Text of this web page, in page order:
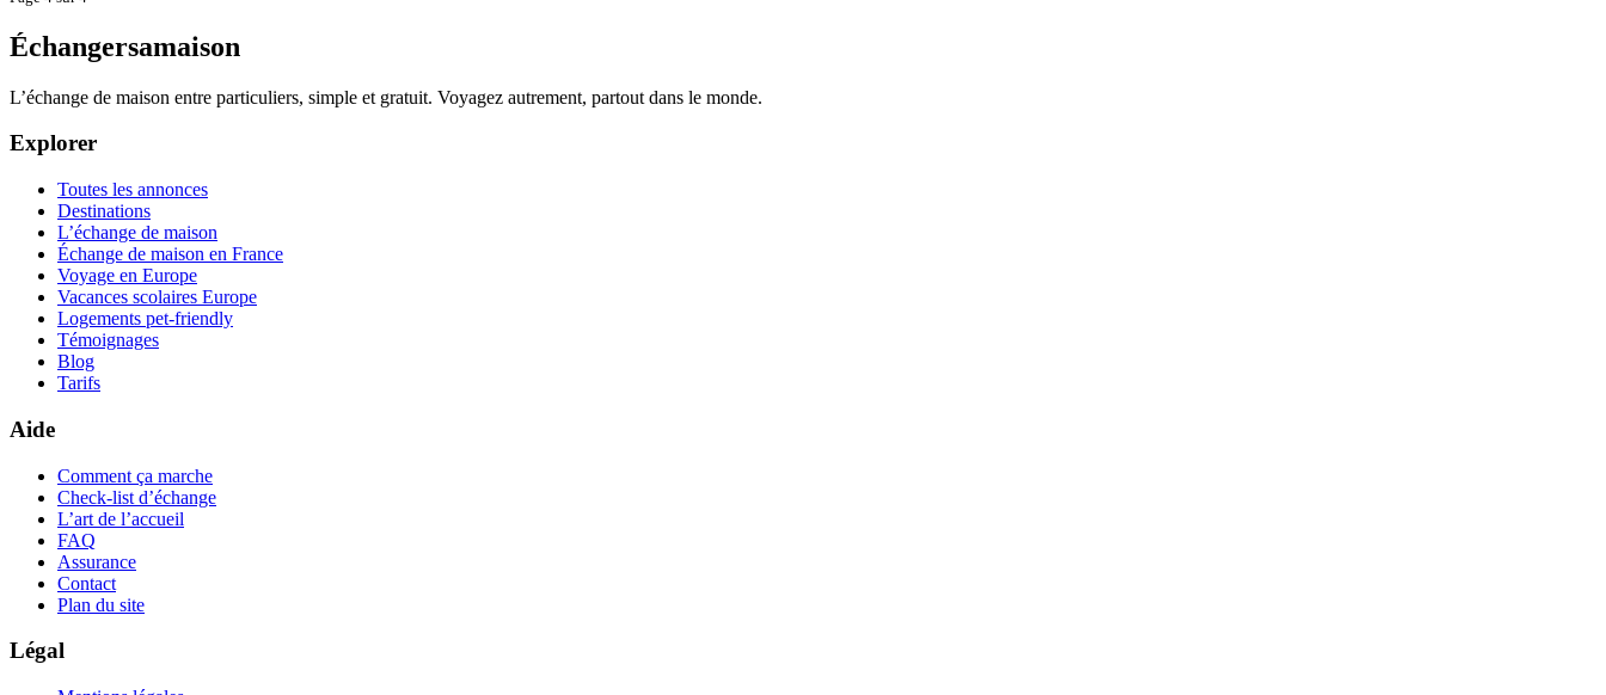
Échangersamaison
L’échange de maison entre particuliers, simple et gratuit. Voyagez autrement, partout dans le monde.
Explorer
Toutes les annonces
Destinations
L’échange de maison
Échange de maison en France
Voyage en Europe
Vacances scolaires Europe
Logements pet-friendly
Témoignages
Blog
Tarifs
Aide
Comment ça marche
Check-list d’échange
L’art de l’accueil
FAQ
Assurance
Contact
Plan du site
Légal